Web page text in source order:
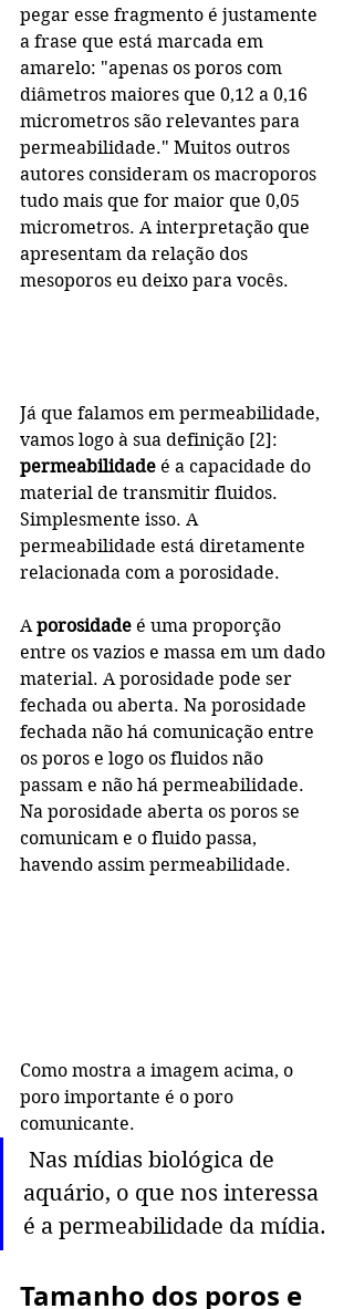
pegar esse fragmento é justamente
a frase que está marcada em
amarelo: "apenas os poros com
diâmetros maiores que 0,12 a 0,16
micrometros são relevantes para
permeabilidade." Muitos outros
autores consideram os macroporos
tudo mais que for maior que 0,05
micrometros. A interpretação que
apresentam da relação dos
mesoporos eu deixo para vocês.
Já que falamos em permeabilidade,
vamos logo à sua definição [2]:
permeabilidade é a capacidade do
material de transmitir fluidos.
Simplesmente isso. A
permeabilidade está diretamente
relacionada com a porosidade.
A porosidade é uma proporção
entre os vazios e massa em um dado
material. A porosidade pode ser
fechada ou aberta. Na porosidade
fechada não há comunicação entre
os poros e logo os fluidos não
passam e não há permeabilidade.
Na porosidade aberta os poros se
comunicam e o fluido passa,
havendo assim permeabilidade.
Como mostra a imagem acima, o
poro importante é o poro
comunicante.
aquário, o que nos interessa
é a permeabilidade da mídia.
Tamanho dos poros e